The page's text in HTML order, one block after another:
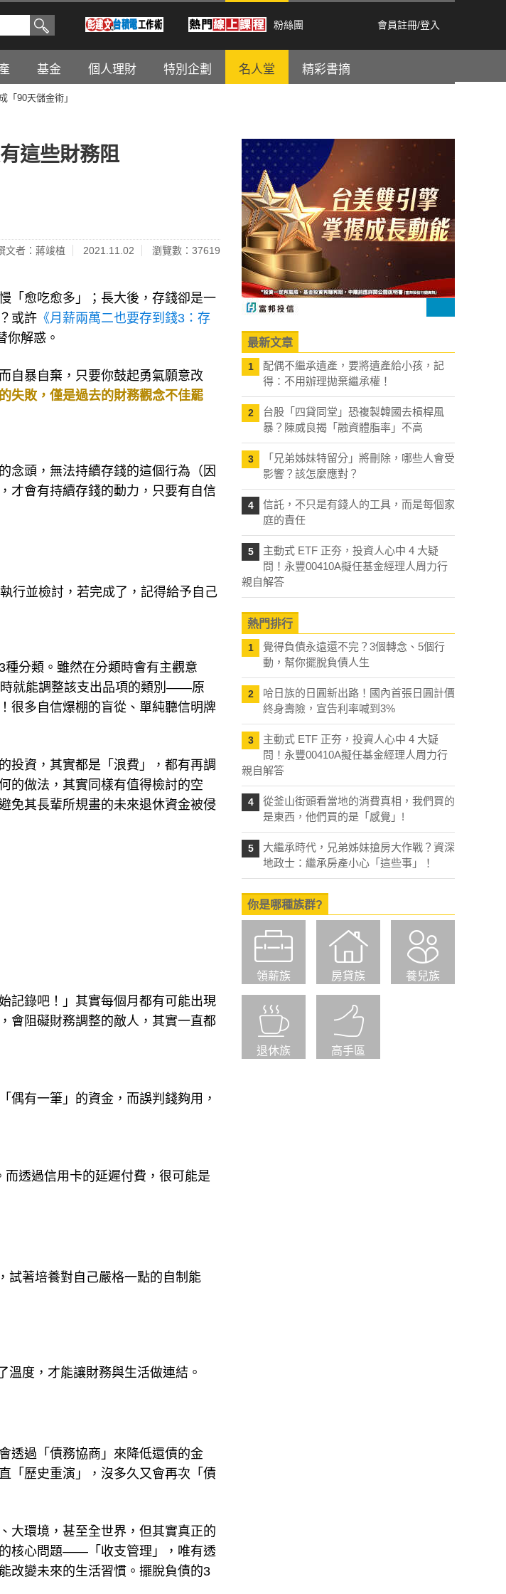
粉絲團 會員註冊/登入
基金 個人理財 特別企劃 名人堂 精彩書摘
「90天儲金術」
這些財務阻
文者：蔣竣植 2021.11.02 瀏覽數：37619
「愈吃愈多」；長大後，存錢卻是一
或許 《月薪兩萬二也要存到錢3：存
你解惑。
自暴自棄，只要你鼓起勇氣願意改
失敗，僅是過去的財務觀念不佳罷
念頭，無法持續存錢的這個行為（因
才會有持續存錢的動力，只要有自信
行並檢討，若完成了，記得給予自己
分類。雖然在分類時會有主觀意
時就能調整該支出品項的類別——原
很多自信爆棚的盲從、單純聽信明牌
投資，其實都是「浪費」，都有再調
的做法，其實同樣有值得檢討的空
免其長輩所規畫的未來退休資金被侵
記錄吧！」其實每個月都有可能出現
會阻礙財務調整的敵人，其實一直都
偶有一筆」的資金，而誤判錢夠用，
透過信用卡的延遲付費，很可能是
試著培養對自己嚴格一點的自制能
度，才能讓財務與生活做連結。
透過「債務協商」來降低還債的金
「歷史重演」，沒多久又會再次「債
大環境，甚至全世界，但其實真正的
核心問題——「收支管理」，唯有透
改變未來的生活習慣。擺脫負債的3
最新文章
1
配偶不繼承遺產，要將遺產給小孩，記
得：不用辦理拋棄繼承權！
2
台股「四貸同堂」恐複製韓國去槓桿風
暴？陳威良揭「融資體脂率」不高
3
「兄弟姊妹特留分」將刪除，哪些人會受
影響？該怎麼應對？
4
信託，不只是有錢人的工具，而是每個家
庭的責任
5
主動式 ETF 正夯，投資人心中 4 大疑
問！永豐00410A擬任基金經理人周力行
親自解答
熱門排行
1
覺得負債永遠還不完？3個轉念、5個行
動，幫你擺脫負債人生
2
哈日族的日圓新出路！國內首張日圓計價
終身壽險，宣告利率喊到3%
3
主動式 ETF 正夯，投資人心中 4 大疑
問！永豐00410A擬任基金經理人周力行
親自解答
4
從釜山街頭看當地的消費真相，我們買的
是東西，他們買的是「感覺」!
5
大繼承時代，兄弟姊妹搶房大作戰？資深
地政士：繼承房產小心「這些事」！
你是哪種族群?
領薪族 房貸族 養兒族
退休族 高手區